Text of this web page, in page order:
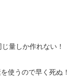
量しか作れない！
使うので早く死ぬ！